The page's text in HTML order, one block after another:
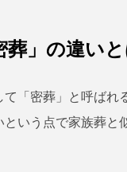
葬」の違いと
「密葬」と呼ばれ
いう点で家族葬と